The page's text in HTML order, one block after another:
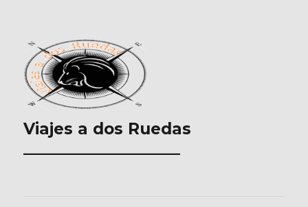
Viajes a dos Ruedas
___________________